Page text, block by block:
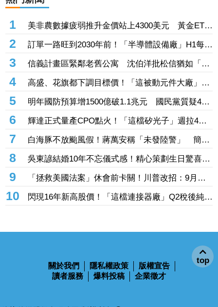
熱門新聞
1
美非農數據疲弱推升金價站上4300美元 黃金ETF
走強「這檔正2」一周漲近9%
2
訂單一路旺到2030年前！「半導體設備廠」H1每股
賺27.27元創同期新高 連4季賺逾一個股本
3
信義計畫區緊鄰老舊公寓 沈伯洋批松信猶如「兩
個世界」
4
高盛、花旗都下調目標價！「這被動元件大廠」股
價腰斬人心惶惶 專家逆勢喊安：兩家外資都沒看
衰它
5
明年國防預算增1500億破1.1兆元 國民黨質疑400
億無人機硬要編特別預算「刷卡換現金」
6
輝達正式量產CPO點火！「這檔矽光子」週拉4根
漲停 啖1.6T、3.2T大餅EPS上看17元
7
白海豚不放颱風假！蔣萬安稱「未發陸警」 簡舒
培轟雙標：巴威當時也沒有
8
吳東諺結婚10年不忘儀式感！精心策劃生日驚喜
還主動帶娃羨煞人妻女星
9
「拯救美國法案」休會前卡關！川普改招：9月併
突破2億元 公司展望轉型有成、獲利再提升
top